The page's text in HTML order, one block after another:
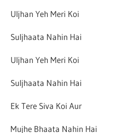
Uljhan Yeh Meri Koi
Suljhaata Nahin Hai
Uljhan Yeh Meri Koi
Suljhaata Nahin Hai
Ek Tere Siva Koi Aur
Mujhe Bhaata Nahin Hai